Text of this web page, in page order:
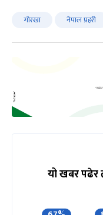
गोरखा नेपाल प्रहरी
यो खबर पढेर